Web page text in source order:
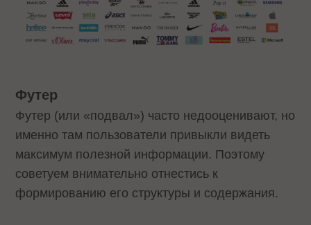
Футер
Футер (или «подвал») часто недооценивают, но
именно там пользователи привыкли видеть
максимум полезной информации. Поэтому
советуем внимательно отнестись к
формированию его структуры и содержания.